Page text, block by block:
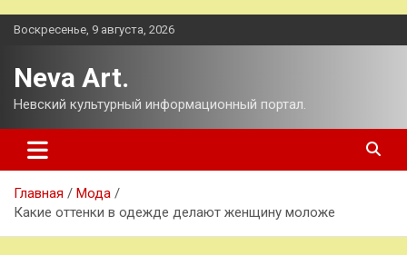
Перейти
Воскресенье, 9 августа, 2026
Neva Art.
Невский культурный информационный портал.
Главная
Мода
Какие оттенки в одежде делают женщину моложе